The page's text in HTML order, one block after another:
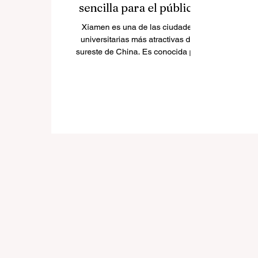
sencilla para el público
Xiamen es una de las ciudades
universitarias más atractivas del
sureste de China. Es conocida por